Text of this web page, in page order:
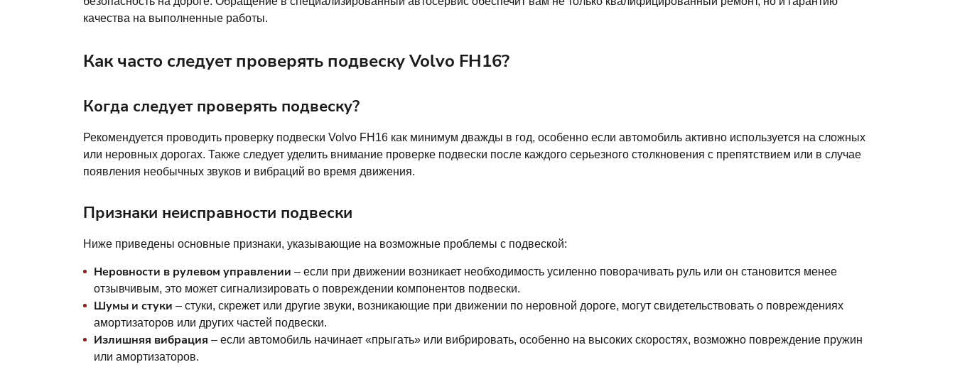
качества на выполненные работы.
Как часто следует проверять подвеску Volvo FH16?
Когда следует проверять подвеску?
Рекомендуется проводить проверку подвески Volvo FH16 как минимум дважды в год, особенно если автомобиль активно используется на сложных
или неровных дорогах. Также следует уделить внимание проверке подвески после каждого серьезного столкновения с препятствием или в случае
появления необычных звуков и вибраций во время движения.
Признаки неисправности подвески
Ниже приведены основные признаки, указывающие на возможные проблемы с подвеской:
Неровности в рулевом управлении – если при движении возникает необходимость усиленно поворачивать руль или он становится менее
отзывчивым, это может сигнализировать о повреждении компонентов подвески.
Шумы и стуки – стуки, скрежет или другие звуки, возникающие при движении по неровной дороге, могут свидетельствовать о повреждениях
амортизаторов или других частей подвески.
Излишняя вибрация – если автомобиль начинает «прыгать» или вибрировать, особенно на высоких скоростях, возможно повреждение пружин
или амортизаторов.